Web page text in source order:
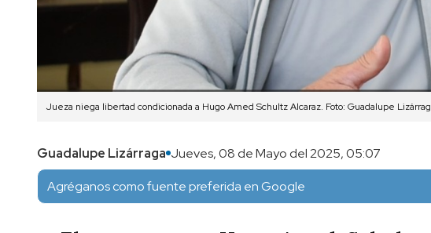
Jueza niega libertad condicionada a Hugo Amed Schultz Alcaraz. Foto: Guadalupe
Guadalupe Lizárraga Jueves, 08 de Mayo del 2025, 05:07
Agréganos como fuente preferida en Google